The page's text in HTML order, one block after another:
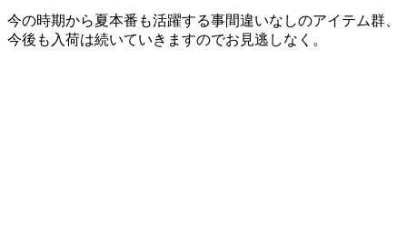
今の時期から夏本番も活躍する事間違いなしのアイテム群、
今後も入荷は続いていきますのでお見逃しなく。